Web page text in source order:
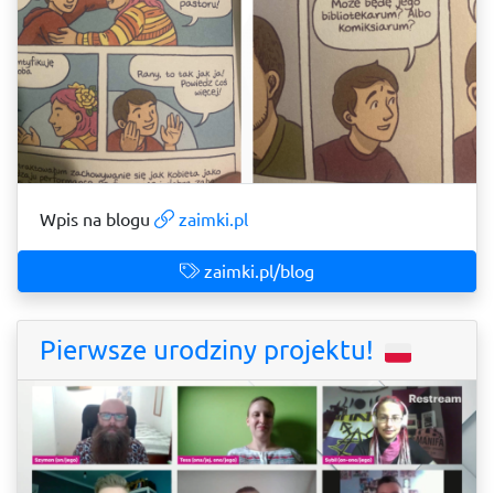
Wpis na blogu zaimki.pl
zaimki.pl/blog
Pierwsze urodziny projektu!